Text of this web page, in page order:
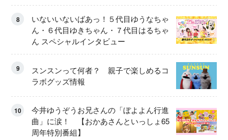
8
いないいないばあっ！５代目ゆうなちゃ
ん・６代目ゆきちゃん・７代目はるちゃ
ん スペシャルインタビュー
9
スンスンって何者？ 親子で楽しめるコ
ラボグッズ情報
10
今井ゆうぞうお兄さんの「ぼよよん行進
曲」に涙！ 【おかあさんといっしょ65
周年特別番組】